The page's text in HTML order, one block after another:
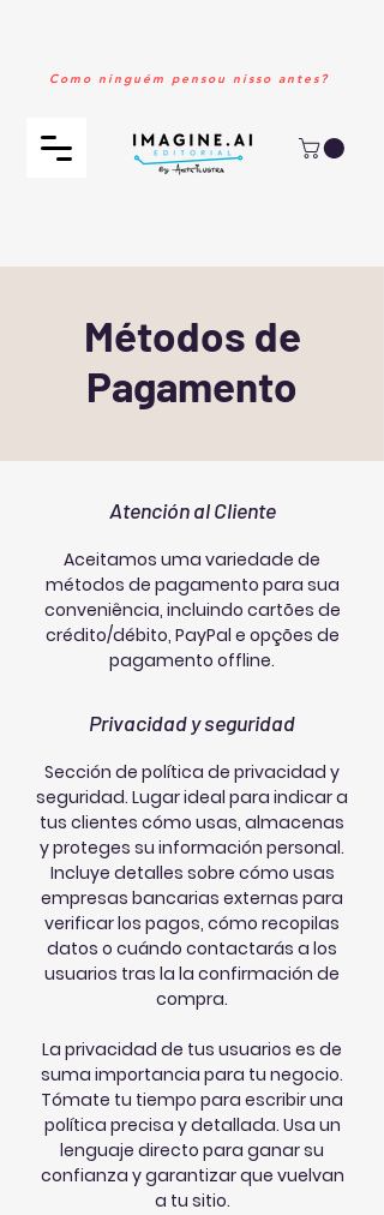
Como ninguém pensou nisso antes?
Métodos de
Pagamento
Atención al Cliente
Aceitamos uma variedade de
métodos de pagamento para sua
conveniência, incluindo cartões de
crédito/débito, PayPal e opções de
pagamento offline.
Privacidad y seguridad
Sección de política de privacidad y
seguridad. Lugar ideal para indicar a
tus clientes cómo usas, almacenas
y proteges su información personal.
Incluye detalles sobre cómo usas
empresas bancarias externas para
verificar los pagos, cómo recopilas
datos o cuándo contactarás a los
usuarios tras la la confirmación de
compra.
La privacidad de tus usuarios es de
suma importancia para tu negocio.
Tómate tu tiempo para escribir una
política precisa y detallada. Usa un
lenguaje directo para ganar su
confianza y garantizar que vuelvan
a tu sitio.